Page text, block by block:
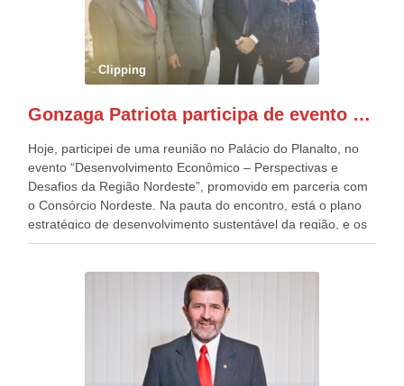
anualmente dos desfiles de Sete de Setembro, na
Esplanada dos Ministérios, em Brasília. Este ano, o governo
preparou espaços com cadeiras e coberturas, para 30.000
pessoas, só que o número de Patriotas Brasileiros
Independentes, dobrou na Esplanada. Eu, Lula e os
Patriota.
Clipping
Gonzaga Patriota participa de evento em prol do desenvolvimento do Nordeste
Hoje, participei de uma reunião no Palácio do Planalto, no
evento “Desenvolvimento Econômico – Perspectivas e
Desafios da Região Nordeste”, promovido em parceria com
o Consórcio Nordeste. Na pauta do encontro, está o plano
estratégico de desenvolvimento sustentável da região, e os
desafios para a elaboração de políticas públicas, que
evento contou com a presença do Vice-presidente Geraldo
Alckmin, que também ocupa o Ministério do
Desenvolvimento, Indústria, Comércio e Serviços, o ex
governador de Pernambuco, agora Presidente do Banco do
Nordeste, Paulo Câmara, o ex Deputado Federal, e
atualmente Superintendente da SUDENE, Danilo Cabral, da